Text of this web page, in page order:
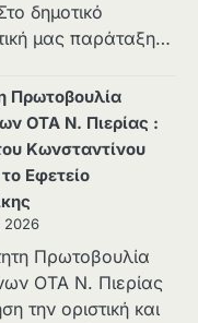
δημοτικό
μας παράταξη…
Πρωτοβουλία
ΟΤΑ Ν. Πιερίας :
Κωνσταντίνου
Εφετείο
2026
Πρωτοβουλία
ΟΤΑ Ν. Πιερίας
την οριστική και